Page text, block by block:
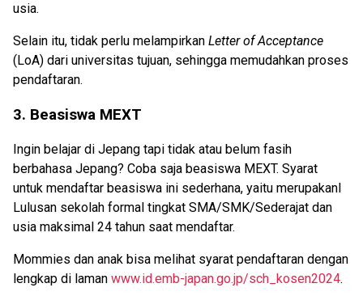
usia.
Selain itu, tidak perlu melampirkan Letter of Acceptance
(LoA) dari universitas tujuan, sehingga memudahkan proses
pendaftaran.
3. Beasiswa MEXT
Ingin belajar di Jepang tapi tidak atau belum fasih
berbahasa Jepang? Coba saja beasiswa MEXT. Syarat
untuk mendaftar beasiswa ini sederhana, yaitu merupakanl
Lulusan sekolah formal tingkat SMA/SMK/Sederajat dan
usia maksimal 24 tahun saat mendaftar.
Mommies dan anak bisa melihat syarat pendaftaran dengan
lengkap di laman www.id.emb-japan.go.jp/sch_kosen2024.